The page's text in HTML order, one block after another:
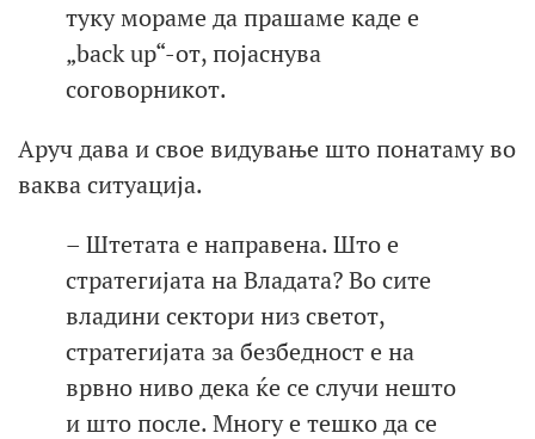
туку мораме да прашаме каде е
„back up“-от, појаснува
соговорникот.
Аруч дава и свое видување што понатаму во
ваква ситуација.
– Штетата е направена. Што е
стратегијата на Владата? Во сите
владини сектори низ светот,
стратегијата за безбедност е на
врвно ниво дека ќе се случи нешто
и што после. Многу е тешко да се